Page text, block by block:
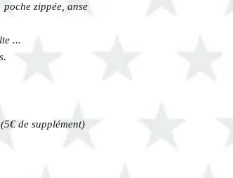
zippée, anse
...
de supplément)